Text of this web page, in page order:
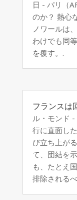
日 - パリ（
のか？ 熱心
ノワールは
わけでも同
を覆す。.
フランスは
ル・モンド
行に直面し
び立ち上が
て、団結を
も、たとえ
排除される